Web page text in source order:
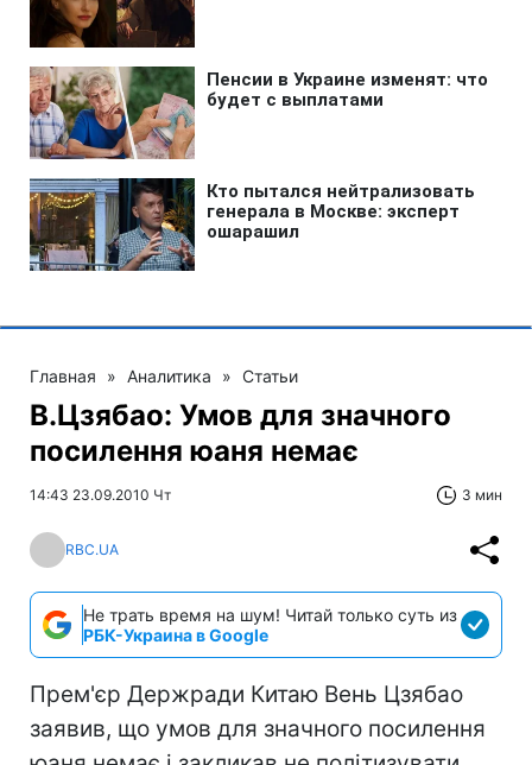
Главная » Аналитика » Статьи
В.Цзябао: Умов для значного
посилення юаня немає
14:43 23.09.2010 Чт 3 мин
RBC.UA
Не трать время на шум! Читай только суть из
РБК-Украина в Google
Прем'єр Держради Китаю Вень Цзябао
заявив, що умов для значного посилення